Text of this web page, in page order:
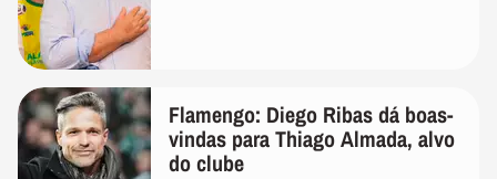
Flamengo: Diego Ribas dá boas-
vindas para Thiago Almada, alvo
do clube